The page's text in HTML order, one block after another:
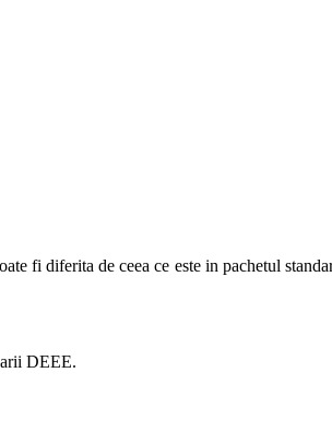
fi diferita de ceea ce este in pachetul
DEEE.